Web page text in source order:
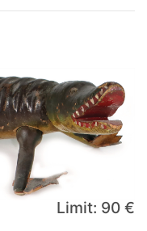
Limit: 90 €